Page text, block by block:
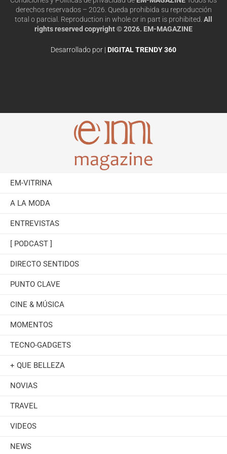
derechos reservados – 2026. Queda prohibida su reproducción
total o parcial. Reproduction in whole or in part is prohibited. All
rights reserved copyright © 2026. EM-MAGAZINE
Desarrollado por | DIGITAL TRENDY 360
EM-VITRINA
A LA MODA
ENTREVISTAS
[ PODCAST ]
DIRECTO SENTIDOS
PUNTO CLAVE
CINE & MÚSICA
MOMENTOS
TECNO-GADGETS
+ QUE BELLEZA
NOVIAS
TRAVEL
VIDEOS
NEWS